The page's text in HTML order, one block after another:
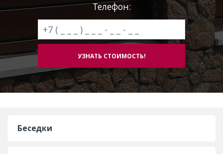
Телефон:
Беседки